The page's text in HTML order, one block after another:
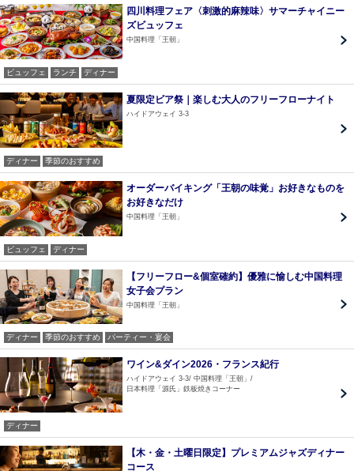
四川料理フェア〈刺激的麻辣味〉サマーチャイニー
ズビュッフェ
中国料理「王朝」
ビュッフェ ランチ ディナー
夏限定ビア祭｜楽しむ大人のフリーフローナイト
ハイドアウェイ 3-3
ディナー 季節のおすすめ
オーダーバイキング「王朝の味覚」お好きなものを
お好きなだけ
中国料理「王朝」
ビュッフェ ディナー
【フリーフロー&個室確約】優雅に愉しむ中国料理
女子会プラン
中国料理「王朝」
ディナー 季節のおすすめ パーティー・宴会
ワイン&ダイン2026・フランス紀行
ハイドアウェイ 3-3 中国料理「王朝」
日本料理「源氏」鉄板焼きコーナー
ディナー
【木・金・土曜日限定】プレミアムジャズディナー
コース